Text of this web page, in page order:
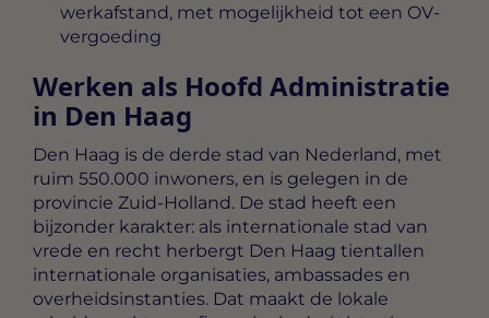
werkafstand, met mogelijkheid tot een OV-
vergoeding
Werken als Hoofd Administratie
in Den Haag
Den Haag is de derde stad van Nederland, met
ruim 550.000 inwoners, en is gelegen in de
provincie Zuid-Holland. De stad heeft een
bijzonder karakter: als internationale stad van
vrede en recht herbergt Den Haag tientallen
internationale organisaties, ambassades en
overheidsinstanties. Dat maakt de lokale